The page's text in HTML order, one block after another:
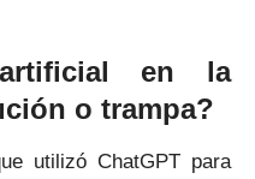
en la
o trampa?
utilizó ChatGPT para